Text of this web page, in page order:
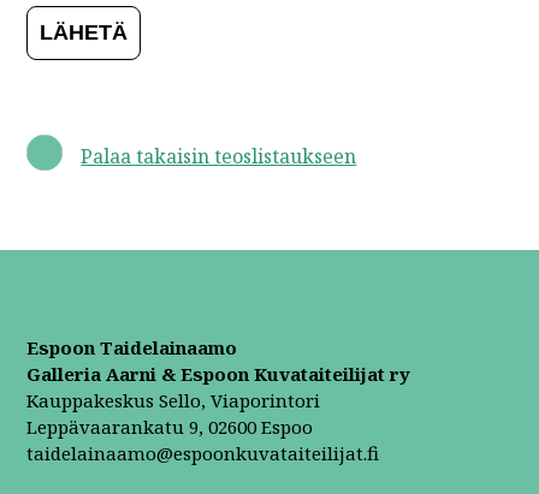
Palaa takaisin teoslistaukseen
Espoon Taidelainaamo
Galleria Aarni & Espoon Kuvataiteilijat ry
Kauppakeskus Sello, Viaporintori
Leppävaarankatu 9, 02600 Espoo
taidelainaamo@espoonkuvataiteilijat.fi